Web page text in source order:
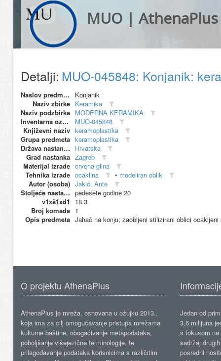
MUO | AthenaPlus
Detalji: MUO-045848: Konjanik:
Naslov predmeta
Konjanik
Naziv zbirke Keramika
Naziv podzbirke MODERNA KERAMIKA
Inventarna oznaka
MUO-045848
Književni naziv keramoplastika
Grupa predmeta keramoplastika
Država nastanka
Hrvatska
Grad nastanka Zagreb
Materijal izrade crvena glina
Tehnika izrade ocaklina • modeliran oblik
Autor (osoba) Jakić, Ante
Stoljeće nastanka pedesete godine 20
v1xš1xd1
18.3
Broj komada 1
Opis predmeta Jahač na konju; zaobljeni stilizirani oblici
O projektu AthenaPlus
AthenaPlus je mreža, osnovana u ožujku 2013.,
koja ima za cilj omogućavanje pristupa mrežama
kulturne baštine, obogaćivanje metapodataka,
poboljšanje višejezične terminologije, te
prilagođavanje podataka korisnicima s različitim
Jedan od
3,6 milijuna
s fokusom
sadržaj
posredni